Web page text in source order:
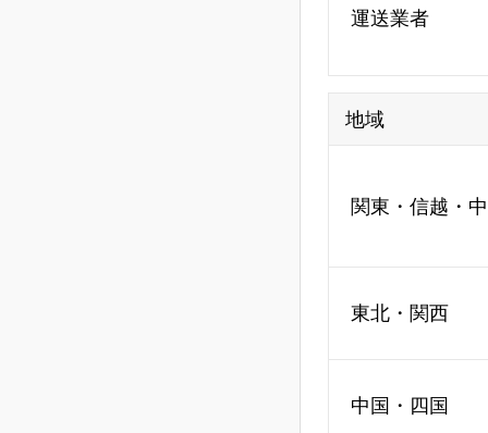
運送業者
地域
関東・信越・
東北・関西
中国・四国